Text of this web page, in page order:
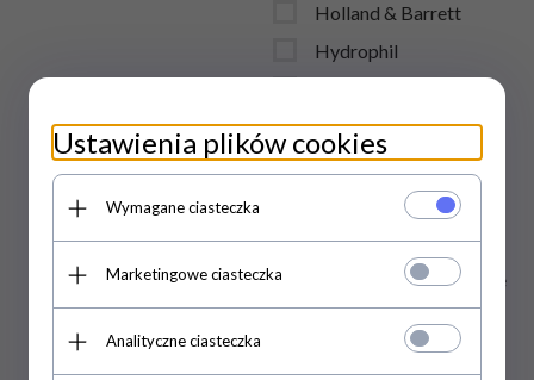
Holland & Barrett
Hydrophil
idc institute
India Cosmetics
Indus Valley
INELIA
Inntaler Naturprodukte
GmbH
Instituto Espanol
Ustawienia plików cookies
Wymagane ciasteczka
Marketingowe ciasteczka
Analityczne ciasteczka